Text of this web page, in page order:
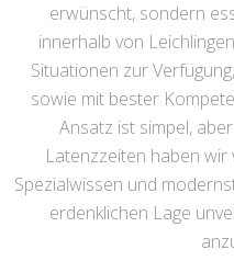
erwünscht, sondern
innerhalb von
Situationen zur
sowie mit bester
Ansatz ist simpel,
Latenzzeiten haben
Spezialwissen und
erdenklichen Lage